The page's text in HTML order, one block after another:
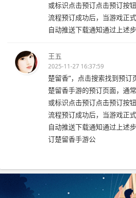
或标识点击预订点击预订按
流程预订成功后，当游戏正
自动推送下载通知通过上述
王五
2025-11-27 16:37:59
楚留香”，点击搜索找到预订
楚留香手游的预订页面，通
或标识点击预订点击预订按
流程预订成功后，当游戏正
自动推送下载通知通过上述
订楚留香手游公